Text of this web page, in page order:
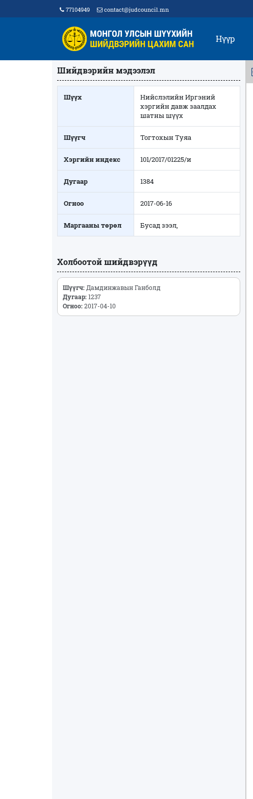
77104949 contact@judcouncil.mn
Нүүр
Шийдвэрийн мэдээлэл
Шүүх
Нийслэлийн Иргэний
хэргийн давж заалдах
шатны шүүх
Шүүгч Тогтохын Туяа
Хэргийн индекс 101/2017/01225/и
Дугаар 1384
Огноо 2017-06-16
Маргааны төрөл Бусад зээл,
Холбоотой шийдвэрүүд
Шүүгч:Дамдинжавын Ганболд
Дугаар:1237
Огноо:2017-04-10